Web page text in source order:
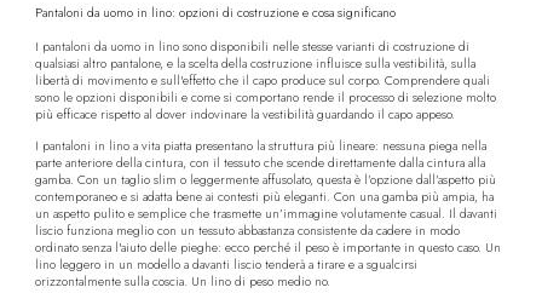
Pantaloni da uomo in lino: opzioni di costruzione e cosa significano
I pantaloni da uomo in lino sono disponibili nelle stesse varianti di costruzione di
qualsiasi altro pantalone, e la scelta della costruzione influisce sulla vestibilità, sulla
libertà di movimento e sull'effetto che il capo produce sul corpo. Comprendere quali
sono le opzioni disponibili e come si comportano rende il processo di selezione molto
più efficace rispetto al dover indovinare la vestibilità guardando il capo appeso.
I pantaloni in lino a vita piatta presentano la struttura più lineare: nessuna piega nella
parte anteriore della cintura, con il tessuto che scende direttamente dalla cintura alla
gamba. Con un taglio slim o leggermente affusolato, questa è l’opzione dall’aspetto più
contemporaneo e si adatta bene ai contesti più eleganti. Con una gamba più ampia, ha
un aspetto pulito e semplice che trasmette un’immagine volutamente casual. Il davanti
liscio funziona meglio con un tessuto abbastanza consistente da cadere in modo
ordinato senza l'aiuto delle pieghe: ecco perché il peso è importante in questo caso. Un
lino leggero in un modello a davanti liscio tenderà a tirare e a sgualcirsi
orizzontalmente sulla coscia. Un lino di peso medio no.